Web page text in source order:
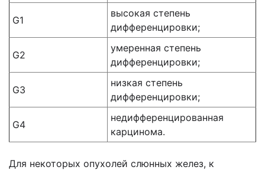
G1
высокая степень
дифференцировки;
G2
умеренная степень
дифференцировки;
G3
низкая степень
дифференцировки;
G4
недифференцированная
карцинома.
Для некоторых опухолей слюнных желез, к